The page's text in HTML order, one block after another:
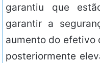
garantiu que
garantir a
aumento do efetivo
posteriormente